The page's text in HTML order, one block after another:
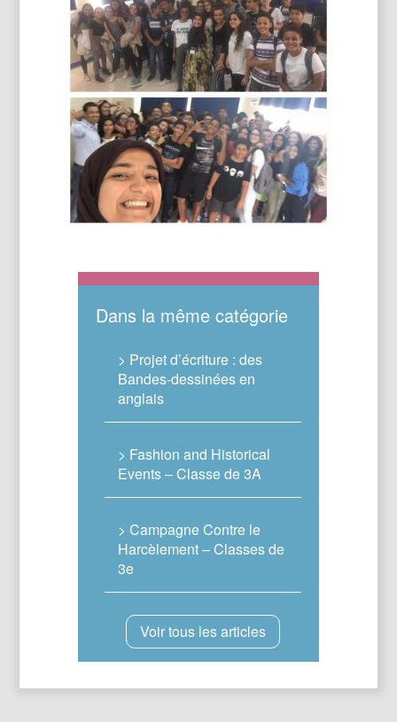
Dans la même catégorie
> Projet d’écriture : des
Bandes-dessinées en
anglais
> Fashion and Historical
Events – Classe de 3A
> Campagne Contre le
Harcèlement – Classes de
3e
Voir tous les articles